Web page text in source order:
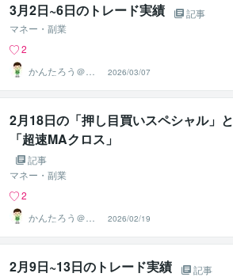
3月2日~6日のトレード実績
記事
マネー・副業
2
かんたろう＠か
んたんFX
2026/03/07
2月18日の「押し目買いスペシャル」と
「超速MAクロス」
記事
マネー・副業
2
かんたろう＠か
んたんFX
2026/02/19
2月9日~13日のトレード実績
記事